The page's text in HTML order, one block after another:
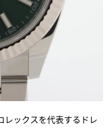
レックスを代表するドレ